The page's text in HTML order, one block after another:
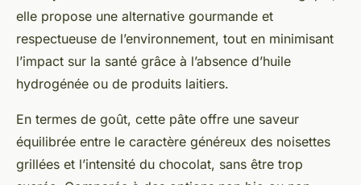
elle propose une alternative gourmande et
respectueuse de l’environnement, tout en minimisant
l’impact sur la santé grâce à l’absence d’huile
hydrogénée ou de produits laitiers.
En termes de goût, cette pâte offre une saveur
équilibrée entre le caractère généreux des noisettes
grillées et l’intensité du chocolat, sans être trop